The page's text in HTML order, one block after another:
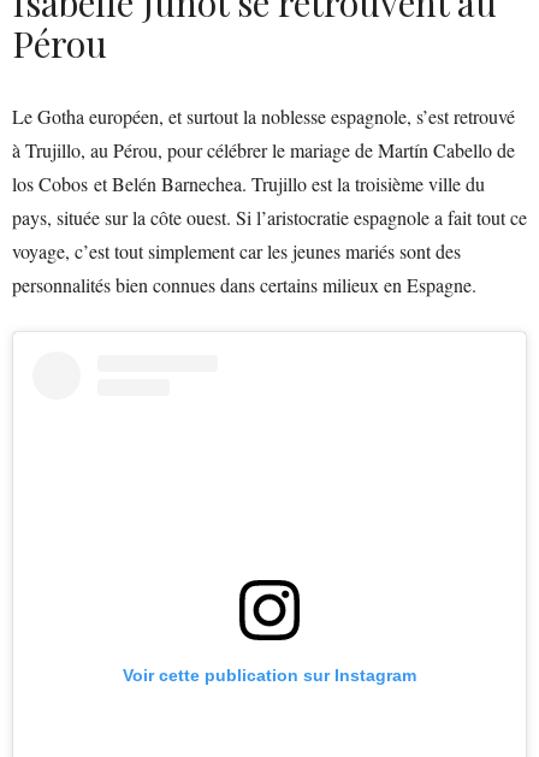
Pérou
Le Gotha européen, et surtout la noblesse espagnole, s’est retrouvé
à Trujillo, au Pérou, pour célébrer le mariage de Martín Cabello de
los Cobos et Belén Barnechea. Trujillo est la troisième ville du
pays, située sur la côte ouest. Si l’aristocratie espagnole a fait tout ce
voyage, c’est tout simplement car les jeunes mariés sont des
personnalités bien connues dans certains milieux en Espagne.
Voir cette publication sur Instagram